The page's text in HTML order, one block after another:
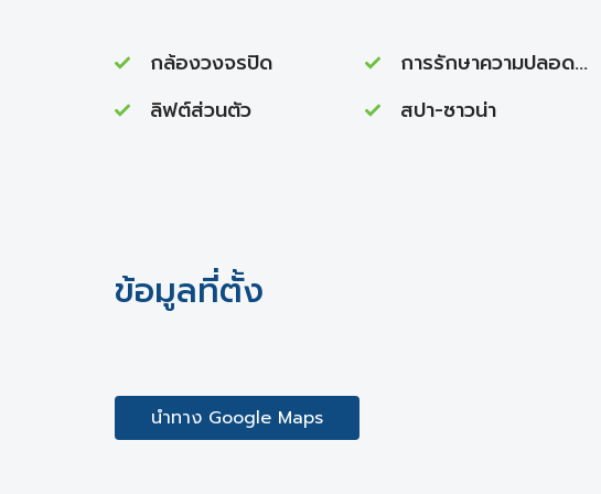
กล้องวงจรปิด การรักษาความปลอดภัย 24 ชั่วโมง
ลิฟต์ส่วนตัว
สปา-ซาวน่า
ข้อมูลที่ตั้ง
นำทาง Google Maps